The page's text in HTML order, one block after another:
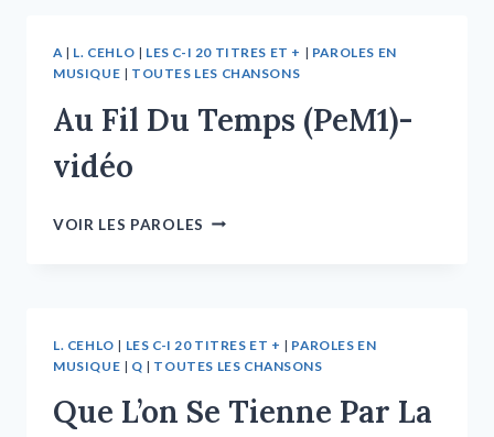
A | L. CEHLO | LES C-I 20 TITRES ET + | PAROLES EN
MUSIQUE | TOUTES LES CHANSONS
Au Fil Du Temps (PeM1)-
vidéo
VOIR LES PAROLES
L. CEHLO | LES C-I 20 TITRES ET + | PAROLES EN
MUSIQUE | Q | TOUTES LES CHANSONS
Que L’on Se Tienne Par La